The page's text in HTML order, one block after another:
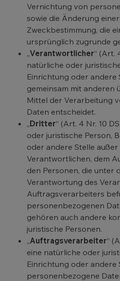
Vernichtung von
sowie die Änderung
Zweckbestimmung, die
ursprünglich zugrunde
„Verantwortlicher“ (Art.
natürliche oder
Einrichtung oder andere
gemeinsam mit anderen
Mittel der Verarbeitung
Daten entscheidet.
„Dritter“ (Art. 4 Nr. 10
oder juristische Person,
oder andere Stelle
Verantwortlichen, dem
den Personen, die unter
Verantwortung des
Auftragsverarbeiters
personenbezogenen
gehören auch andere
juristische Personen.
„Auftragsverarbeiter“
eine natürliche oder
Einrichtung oder andere
personenbezogene